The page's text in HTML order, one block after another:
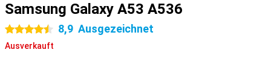
Samsung Galaxy A53 A536
4.5 Sterne 8,9 Ausgezeichnet
Ausverkauft